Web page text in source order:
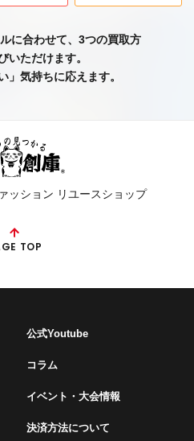
に合わせて、3つの買取方
いただけます。
」気持ちに応えます。
ッション リユースショップ
TOP
公式Youtube
コラム
イベント・⼤会情報
決済方法について